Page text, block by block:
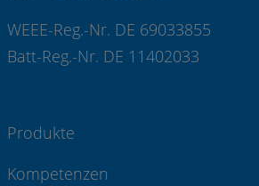
WEEE-Reg.-Nr. DE 69033855
Batt-Reg.-Nr. DE 11402033
Produkte
Kompetenzen